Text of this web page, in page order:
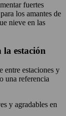
fuertes
los amantes de
nieve en las
la estación
entre estaciones y
una referencia
y agradables en